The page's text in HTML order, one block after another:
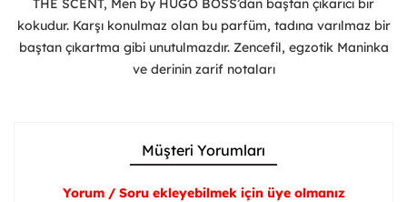
THE SCENT, Men by HUGO BOSS’dan baştan çıkarıcı bir
kokudur. Karşı konulmaz olan bu parfüm, tadına varılmaz bir
baştan çıkartma gibi unutulmazdır. Zencefil, egzotik Maninka
ve derinin zarif notaları
Müşteri Yorumları
Yorum / Soru ekleyebilmek için üye olmanız